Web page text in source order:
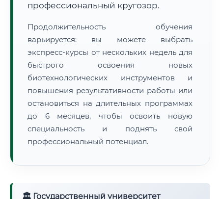
🔍Нажмите на документ для увеличения и просмотра
профессиональный кругозор.
Продолжительность обучения
варьируется: вы можете выбрать
экспресс-курсы от нескольких недель для
быстрого освоения новых
биотехнологических инструментов и
повышения результативности работы или
остановиться на длительных программах
до 6 месяцев, чтобы освоить новую
специальность и поднять свой
профессиональный потенциал.
🏛 Государственный университет